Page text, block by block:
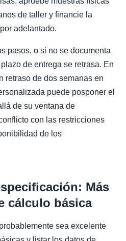
de taller y financie la
adelantado.
pasos, o si no se documenta
de entrega se retrasa. En
retraso de dos semanas en
puede posponer el
de su ventana de
con las restricciones
de los
Más
cálculo básica
sea excelente